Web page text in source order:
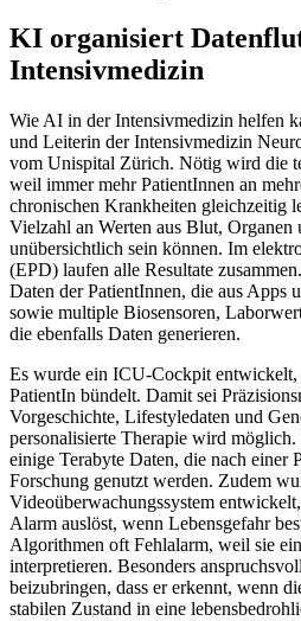
KI organisiert
Intensivmedizin
Wie AI in der Intensivmedizin helfen
und Leiterin der Intensivmedizin
vom Unispital Zürich. Nötig wird die
weil immer mehr PatientInnen an
chronischen Krankheiten gleichzeitig
Vielzahl an Werten aus Blut, Organen
unübersichtlich sein können. Im
(EPD) laufen alle Resultate
Daten der PatientInnen, die aus Apps
sowie multiple Biosensoren,
die ebenfalls Daten generieren.
Es wurde ein ICU-Cockpit entwickelt,
PatientIn bündelt. Damit sei
Vorgeschichte, Lifestyledaten und
personalisierte Therapie wird
einige Terabyte Daten, die nach einer
Forschung genutzt werden. Zudem
Videoüberwachungssystem
Alarm auslöst, wenn Lebensgefahr
Algorithmen oft Fehlalarm, weil sie
interpretieren. Besonders
beizubringen, dass er erkennt, wenn
stabilen Zustand in eine